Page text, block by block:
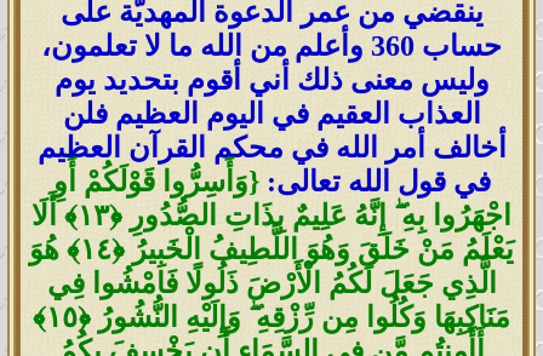
ينقضي من عمر الدعوة المهديّة على
حساب 360 وأعلم من الله ما لا تعلمون،
وليس معنى ذلك أني أقوم بتحديد يوم
العذاب العقيم في اليوم العظيم فلن
أخالف أمر الله في محكم القرآن العظيم
في قول الله تعالى:{وَأَسِرُّوا قَوْلَكُمْ أَوِ
اجْهَرُوا بِهِۖ إِنَّهُ عَلِيمٌ بِذَاتِ الصُّدُورِ ﴿١٣﴾ أَلَا
يَعْلَمُ مَنْ خَلَقَ وَهُوَ اللَّطِيفُ الْخَبِيرُ ﴿١٤﴾ هُوَ
الَّذِي جَعَلَ لَكُمُ الْأَرْضَ ذَلُولًا فَامْشُوا فِي
مَنَاكِبِهَا وَكُلُوا مِن رِّزْقِهِۖ وَإِلَيْهِ النُّشُورُ ﴿١٥﴾